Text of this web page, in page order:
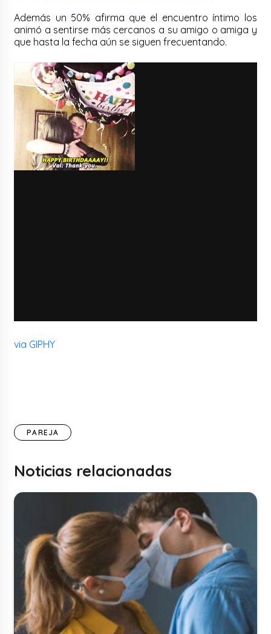
Además un 50% afirma que el encuentro íntimo los
animó a sentirse más cercanos a su amigo o amiga y
que hasta la fecha aún se siguen frecuentando.
via GIPHY
PAREJA
Noticias relacionadas